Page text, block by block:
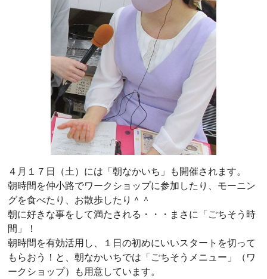
４月１７日（土）には「朝なかいち」も開催されます。
朝時間を仲小路でワークショップに参加したり、モーニン
グを食べたり、お散歩したり＾＾
朝に好きな事をして満たされる・・・まさに「ごちそう時
間」！
朝時間を有効活用し、１日の初めにいいスタートを切って
もらおう！と、朝なかいちでは「ごちそうメニュー」（ワ
ークショップ）も用意しています。